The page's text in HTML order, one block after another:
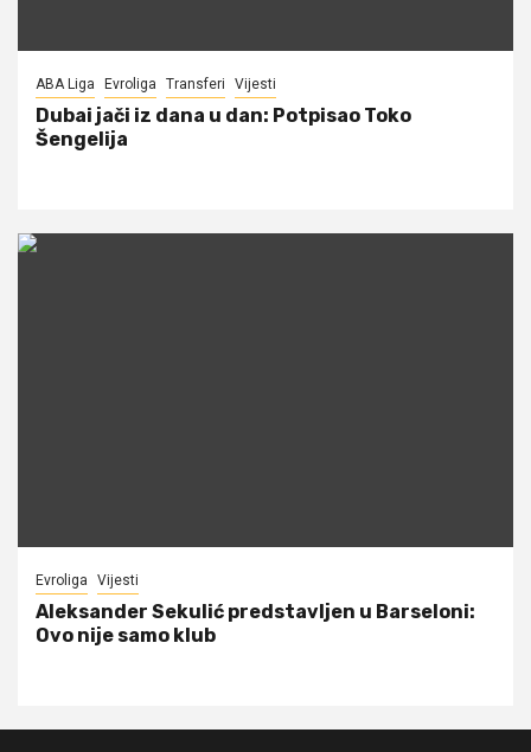
ABA Liga Evroliga Transferi Vijesti
Dubai jači iz dana u dan: Potpisao Toko
Šengelija
Evroliga Vijesti
Aleksander Sekulić predstavljen u Barseloni:
Ovo nije samo klub